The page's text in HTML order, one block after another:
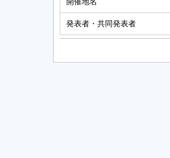
発表者・共同発表者